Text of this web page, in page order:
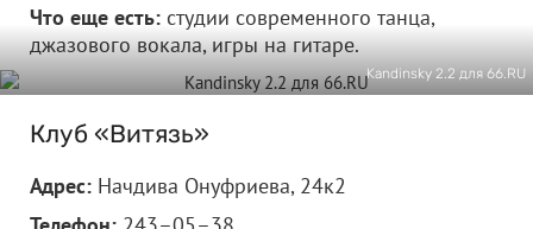
Что еще есть: студии современного танца,
джазового вокала, игры на гитаре.
Kandinsky 2.2 для 66.RU
Клуб «Витязь»
Адрес: Начдива Онуфриева, 24к2